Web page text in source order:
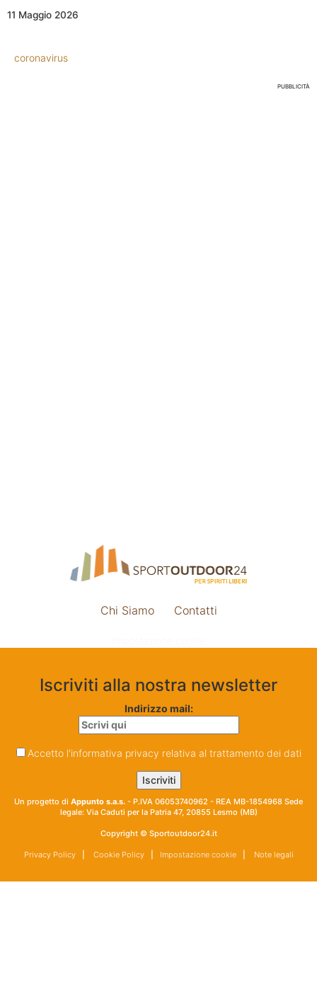
11 Maggio 2026
coronavirus
PUBBLICITÀ
Chi Siamo Contatti
Iscriviti alla nostra newsletter
Indirizzo mail:
Accetto l'informativa privacy relativa al trattamento dei dati
Un progetto di Appunto s.a.s. - P.IVA 06053740962 - REA MB-1854968 Sede
legale: Via Caduti per la Patria 47, 20855 Lesmo (MB)
Copyright © Sportoutdoor24.it
Privacy Policy| Cookie Policy| Impostazione cookie| Note legali